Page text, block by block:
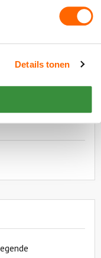
Details tonen